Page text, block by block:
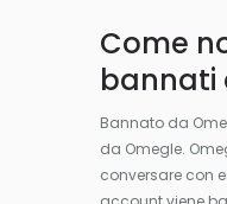
Come
bannati
Bannato da
da Omegle.
conversare con